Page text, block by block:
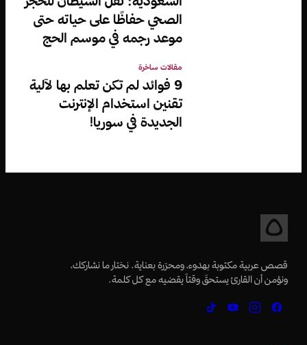
الصحي حفاظًا على حياته حتى
موعد رجمه في موسم الحج
مقالات ساخرة
9 فوائد لم تكن تعلم بها لآلية
تقنين استخدام الإنترنت
الجديدة في سوريا!
قصص عربية مكتوبة بهدوء، ومحرّرة بعناية. نختار ما نشاركك،
ونؤمن أن القارئ يستحقّ وقتاً يقضيه مع كل كلمة.